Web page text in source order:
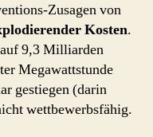
Zusagen von
Kosten.
9,3 Milliarden
Megawattstunde
gestiegen (darin
wettbewerbsfähig.